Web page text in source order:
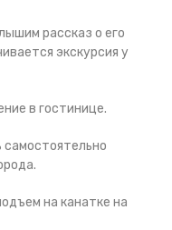
рассказ о его
экскурсия у
в гостинице.
на канатке на